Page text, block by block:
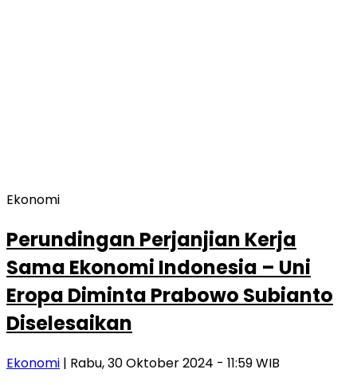
Ekonomi
Perundingan Perjanjian Kerja
Sama Ekonomi Indonesia – Uni
Eropa Diminta Prabowo Subianto
Diselesaikan
Ekonomi | Rabu, 30 Oktober 2024 - 11:59 WIB